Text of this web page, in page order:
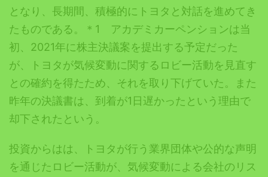
となり、長期間、積極的にトヨタと対話を進めてき
たものである。＊1 アカデミカーペンションは当
初、2021年に株主決議案を提出する予定だった
が、トヨタが気候変動に関するロビー活動を見直す
との確約を得たため、それを取り下げていた。また
昨年の決議書は、到着が1日遅かったという理由で
却下されたという。
投資からはは、トヨタが行う業界団体や公的な声明
を通じたロビー活動が、気候変動による会社のリス